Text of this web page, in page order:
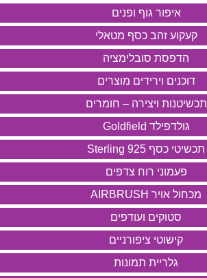
איפור גוף ופנים
קעקוע זהב כסף מטאלי
הדפסת סובלימציה
דוכנים וירידים מוצרים
תכשיטנות ויצירה – חומרים
גולדפילד Goldfield
תכשיטי כסף 925 Sterling
פעמוני רוח צדפים
מכחול אויר AIRBRUSH
סטוקים ועודפים
קישוטי ציפורניים
גלריית תמונות